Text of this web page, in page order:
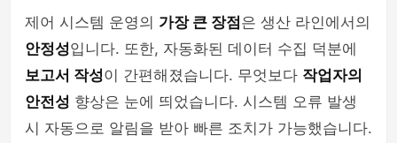
제어 시스템 운영의 가장 큰 장점은 생산 라인에서의
안정성입니다. 또한, 자동화된 데이터 수집 덕분에
보고서 작성이 간편해졌습니다. 무엇보다 작업자의
안전성 향상은 눈에 띄었습니다. 시스템 오류 발생
시 자동으로 알림을 받아 빠른 조치가 가능했습니다.